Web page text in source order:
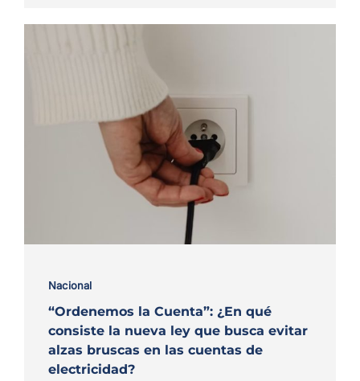
Nacional
“Ordenemos la Cuenta”: ¿En qué
consiste la nueva ley que busca evitar
alzas bruscas en las cuentas de
electricidad?